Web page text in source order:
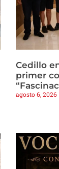
Cedillo
primer
agosto 6, 2026